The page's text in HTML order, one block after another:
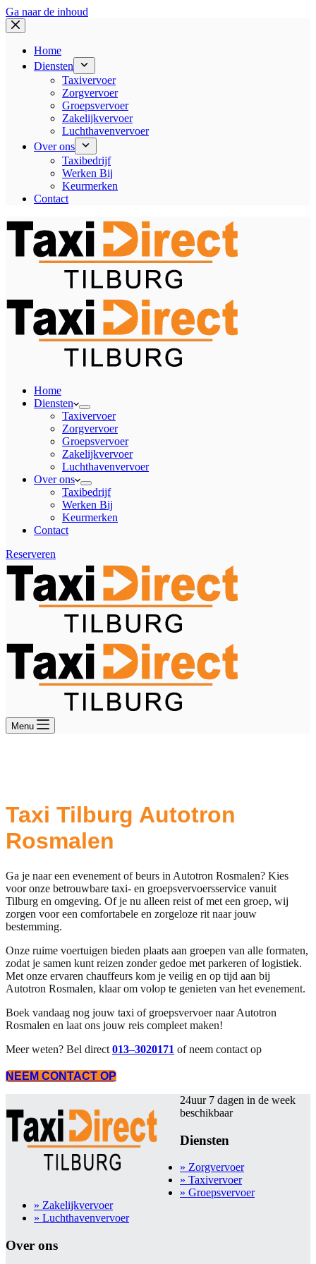
Ga naar de inhoud
Home
Diensten
Taxivervoer
Zorgvervoer
Groepsvervoer
Zakelijkvervoer
Luchthavenvervoer
Over ons
Taxibedrijf
Werken Bij
Keurmerken
Contact
Home
Diensten
Taxivervoer
Zorgvervoer
Groepsvervoer
Zakelijkvervoer
Luchthavenvervoer
Over ons
Taxibedrijf
Werken Bij
Keurmerken
Contact
Reserveren
Menu
Taxi Tilburg Autotron
Rosmalen
Ga je naar een evenement of beurs in Autotron Rosmalen? Kies
voor onze betrouwbare taxi- en groepsvervoersservice vanuit
Tilburg en omgeving. Of je nu alleen reist of met een groep, wij
zorgen voor een comfortabele en zorgeloze rit naar jouw
bestemming.
Onze ruime voertuigen bieden plaats aan groepen van alle formaten,
zodat je samen kunt reizen zonder gedoe met parkeren of logistiek.
Met onze ervaren chauffeurs kom je veilig en op tijd aan bij
Autotron Rosmalen, klaar om volop te genieten van het evenement.
Boek vandaag nog jouw taxi of groepsvervoer naar Autotron
Rosmalen en laat ons jouw reis compleet maken!
Meer weten? Bel direct 013–3020171 of neem contact op
NEEM CONTACT OP
24uur 7 dagen in de week
beschikbaar
Diensten
» Zorgvervoer
» Taxivervoer
» Groepsvervoer
» Zakelijkvervoer
» Luchthavenvervoer
Over ons